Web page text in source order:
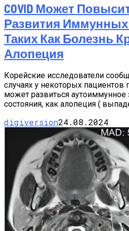
COVID Может
Развития
Таких Как Болезнь
Алопеция
Корейские исследователи
случаях у некоторых пациентов
может развиться аутоиммунное
состояния, как алопеция (
digiversion24.08.2024